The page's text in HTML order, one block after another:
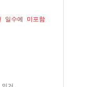
일수에 미포함